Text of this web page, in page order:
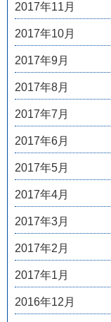
2017年11月
2017年10月
2017年9月
2017年8月
2017年7月
2017年6月
2017年5月
2017年4月
2017年3月
2017年2月
2017年1月
2016年12月